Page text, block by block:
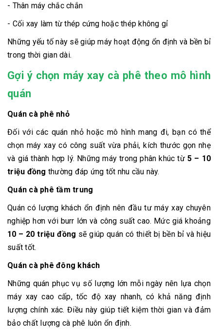
- Thân máy chắc chắn
- Cối xay làm từ thép cứng hoặc thép không gỉ
Những yếu tố này sẽ giúp máy hoạt động ổn định và bền bỉ
trong thời gian dài.
Gợi ý chọn máy xay cà phê theo mô hình
quán
Quán cà phê nhỏ
Đối với các quán nhỏ hoặc mô hình mang đi, bạn có thể
chọn máy xay có công suất vừa phải, kích thước gọn nhẹ
và giá thành hợp lý. Những máy trong phân khúc từ 5 – 10
triệu đồng thường đáp ứng tốt nhu cầu này.
Quán cà phê tầm trung
Quán có lượng khách ổn định nên đầu tư máy xay chuyên
nghiệp hơn với burr lớn và công suất cao. Mức giá khoảng
10 – 20 triệu đồng sẽ giúp quán có thiết bị bền bỉ và hiệu
suất tốt.
Quán cà phê đông khách
Những quán phục vụ số lượng lớn mỗi ngày nên lựa chọn
máy xay cao cấp, tốc độ xay nhanh, có khả năng định
lượng chính xác. Điều này giúp tiết kiệm thời gian và đảm
bảo chất lượng cà phê luôn ổn định.